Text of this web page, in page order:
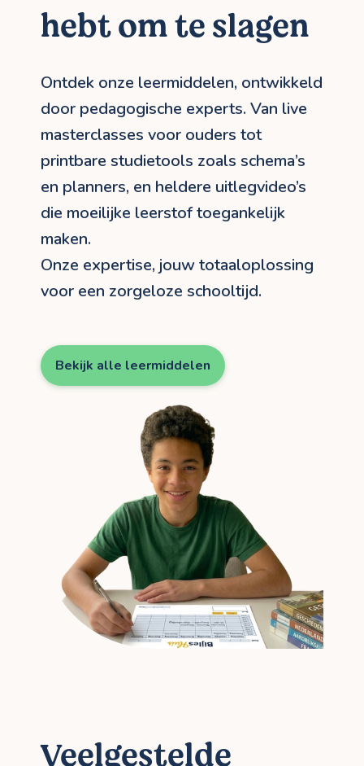
hebt om te slagen
Ontdek onze leermiddelen, ontwikkeld
door pedagogische experts. Van live
masterclasses voor ouders tot
printbare studietools zoals schema’s
en planners, en heldere uitlegvideo’s
die moeilijke leerstof toegankelijk
maken.
Onze expertise, jouw totaaloplossing
voor een zorgeloze schooltijd.
Bekijk alle leermiddelen
Veelgestelde